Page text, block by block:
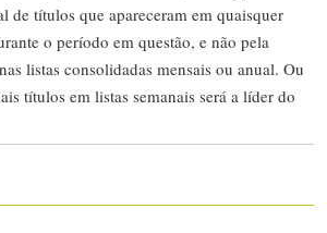
de títulos que apareceram em quaisquer
o período em questão, e não pela
listas consolidadas mensais ou anual. Ou
títulos em listas semanais será a líder do